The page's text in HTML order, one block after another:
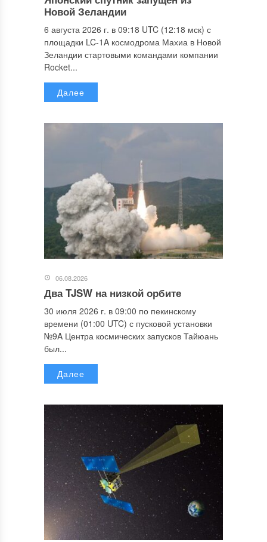
Новой Зеландии
6 августа 2026 г. в 09:18 UTC (12:18 мск) с
площадки LC-1A космодрома Махиа в Новой
Зеландии стартовыми командами компании
Rocket...
Далее
06.08.2026
Два TJSW на низкой орбите
30 июля 2026 г. в 09:00 по пекинскому
времени (01:00 UTC) с пусковой установки
№9A Центра космических запусков Тайюань
был...
Далее